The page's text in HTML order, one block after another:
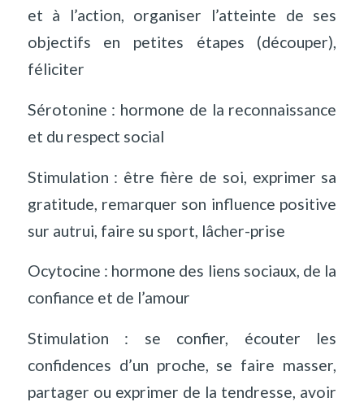
et à l’action, organiser l’atteinte de ses
objectifs en petites étapes (découper),
féliciter
Sérotonine : hormone de la reconnaissance
et du respect social
Stimulation : être fière de soi, exprimer sa
gratitude, remarquer son influence positive
sur autrui, faire su sport, lâcher-prise
Ocytocine : hormone des liens sociaux, de la
confiance et de l’amour
Stimulation : se confier, écouter les
confidences d’un proche, se faire masser,
partager ou exprimer de la tendresse, avoir